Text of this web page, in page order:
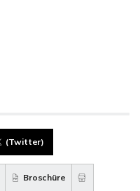
(Twitter)
Broschüre